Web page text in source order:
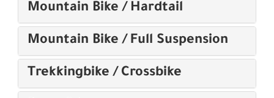
Mountain Bike / Hardtail
Mountain Bike / Full Suspension
Trekkingbike / Crossbike